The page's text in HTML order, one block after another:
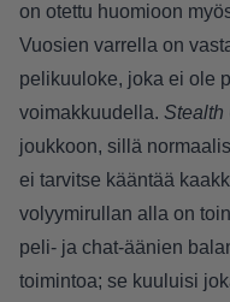
on otettu huomioon
Vuosien varrella on
pelikuuloke, joka ei ole
voimakkuudella. Stealth
joukkoon, sillä
ei tarvitse kääntää
volyymirullan alla on
peli- ja chat-äänien
toimintoa; se kuuluisi